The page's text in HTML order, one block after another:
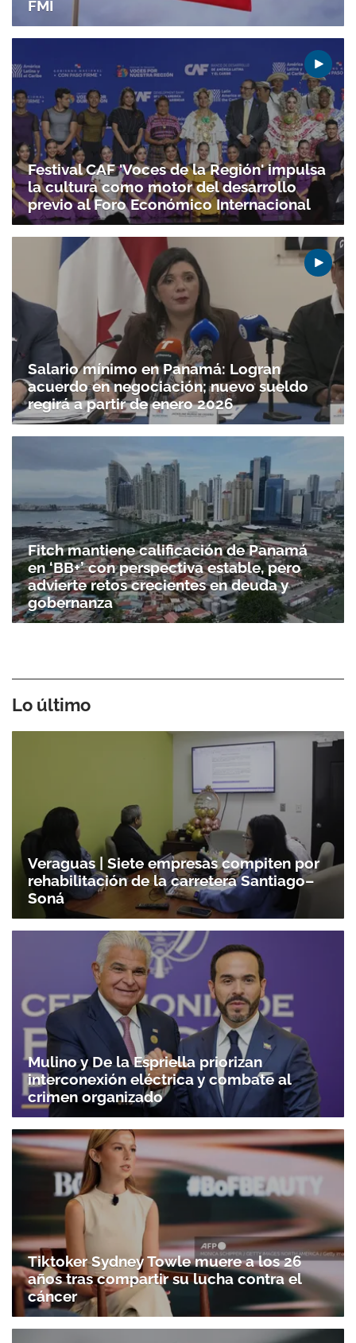
FMI
Festival CAF 'Voces de la Región' impulsa
la cultura como motor del desarrollo
previo al Foro Económico Internacional
Salario mínimo en Panamá: Logran
acuerdo en negociación; nuevo sueldo
regirá a partir de enero 2026
Fitch mantiene calificación de Panamá
en ‘BB+’ con perspectiva estable, pero
advierte retos crecientes en deuda y
gobernanza
Lo último
Veraguas | Siete empresas compiten por
rehabilitación de la carretera Santiago–
Soná
Mulino y De la Espriella priorizan
interconexión eléctrica y combate al
crimen organizado
Tiktoker Sydney Towle muere a los 26
años tras compartir su lucha contra el
cáncer